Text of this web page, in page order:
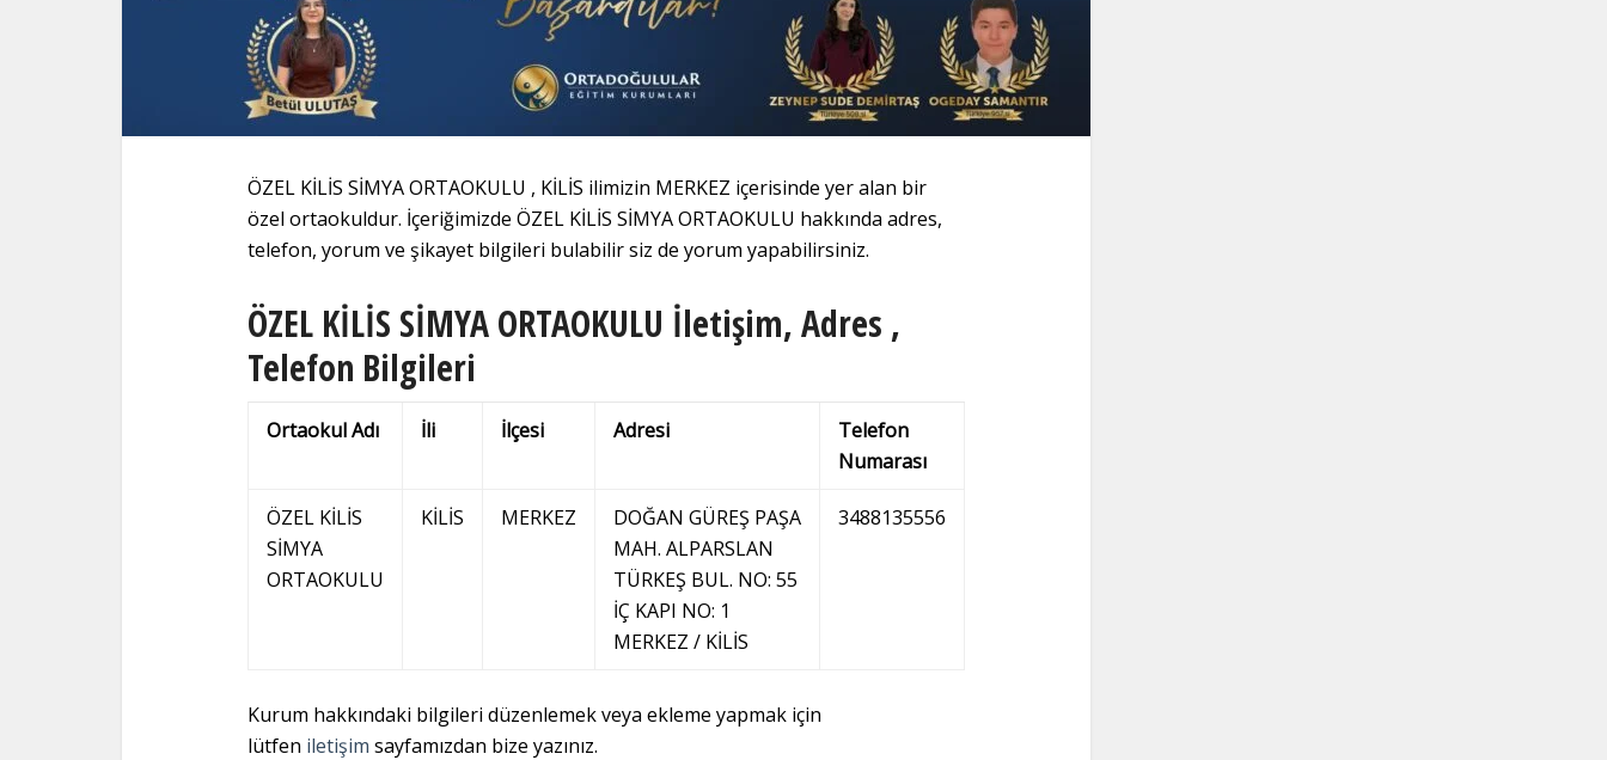
ÖZEL KİLİS SİMYA ORTAOKULU , KİLİS ilimizin MERKEZ içerisinde yer alan bir
özel ortaokuldur. İçeriğimizde ÖZEL KİLİS SİMYA ORTAOKULU hakkında adres,
telefon, yorum ve şikayet bilgileri bulabilir siz de yorum yapabilirsiniz.
ÖZEL KİLİS SİMYA ORTAOKULU İletişim, Adres ,
Telefon Bilgileri
Ortaokul Adı İli İlçesi Adresi
Telefon
Numarası
ÖZEL KİLİS
SİMYA
ORTAOKULU
KİLİS MERKEZ
DOĞAN GÜREŞ PAŞA
MAH. ALPARSLAN
TÜRKEŞ BUL. NO: 55
İÇ KAPI NO: 1
MERKEZ / KİLİS
3488135556
Kurum hakkındaki bilgileri düzenlemek veya ekleme yapmak için
lütfen iletişim sayfamızdan bize yazınız.